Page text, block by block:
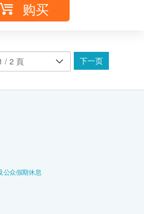
购买
下一页
公众假期休息